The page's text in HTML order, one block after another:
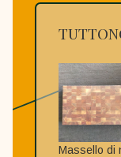
Massello di